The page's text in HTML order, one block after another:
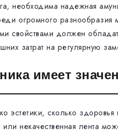
необходима надежная
огромного разнообразия
свойствами должен
затрат на регулярную
имеет
эстетики, сколько
некачественная лента